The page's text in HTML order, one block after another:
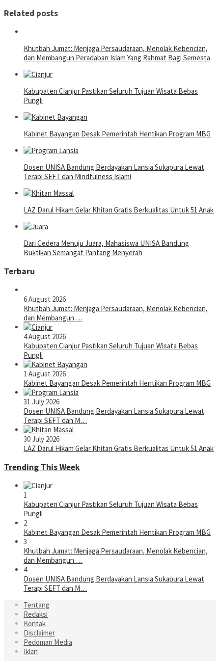
Related posts
Khutbah Jumat: Menjaga Persaudaraan, Menolak Kebencian,
dan Membangun Peradaban Islam Yang Rahmat Bagi Semesta
Kabupaten Cianjur Pastikan Seluruh Tujuan Wisata Bebas
Pungli
Kabinet Bayangan Desak Pemerintah Hentikan Program MBG
Dosen UNISA Bandung Berdayakan Lansia Sukapura Lewat
Terapi SEFT dan Mindfulness Islami
LAZ Darul Hikam Gelar Khitan Gratis Berkualitas Untuk 51 Anak
Dari Cedera Menuju Juara, Mahasiswa UNISA Bandung
Buktikan Semangat Pantang Menyerah
Terbaru
6 August 2026
Khutbah Jumat: Menjaga Persaudaraan, Menolak Kebencian,
dan Membangun …
4 August 2026
Kabupaten Cianjur Pastikan Seluruh Tujuan Wisata Bebas
Pungli
1 August 2026
Kabinet Bayangan Desak Pemerintah Hentikan Program MBG
31 July 2026
Dosen UNISA Bandung Berdayakan Lansia Sukapura Lewat
Terapi SEFT dan M…
30 July 2026
LAZ Darul Hikam Gelar Khitan Gratis Berkualitas Untuk 51 Anak
Trending This Week
1
Kabupaten Cianjur Pastikan Seluruh Tujuan Wisata Bebas
Pungli
2
Kabinet Bayangan Desak Pemerintah Hentikan Program MBG
3
Khutbah Jumat: Menjaga Persaudaraan, Menolak Kebencian,
dan Membangun …
4
Dosen UNISA Bandung Berdayakan Lansia Sukapura Lewat
Terapi SEFT dan M…
Tentang
Redaksi
Kontak
Disclaimer
Pedoman Media
Iklan